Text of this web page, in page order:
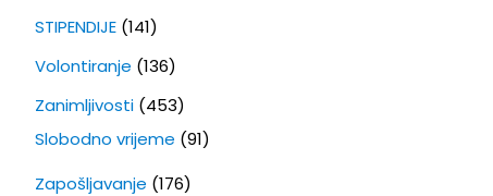
STIPENDIJE(141)
Volontiranje (136)
Zanimljivosti(453)
Slobodno vrijeme (91)
Zapošljavanje (176)